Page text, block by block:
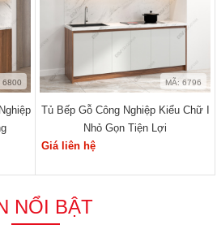
6800 MÃ: 6796
Tủ Bếp Gỗ Công Nghiệp Kiểu Chữ I
Nhỏ Gọn Tiện Lợi
Giá liên hệ
NỔI BẬT